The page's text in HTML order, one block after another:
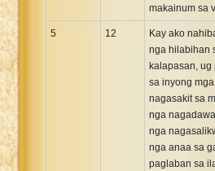
makainum sa
5 12
Kay ako
nga hilabihan
kalapasan, ug
sa inyong
nagasakit sa
nga
nga
nga anaa sa
paglaban sa